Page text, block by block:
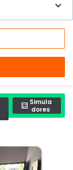
Simula
dores